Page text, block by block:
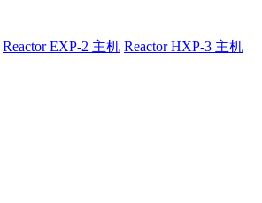
Reactor EXP-2 主机 Reactor HXP-3 主机